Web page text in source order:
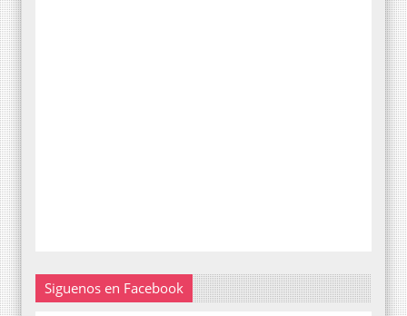
Siguenos en Facebook